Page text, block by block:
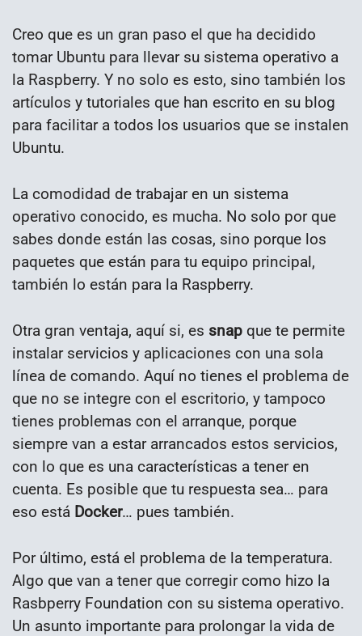
Creo que es un gran paso el que ha decidido
tomar Ubuntu para llevar su sistema operativo a
la Raspberry. Y no solo es esto, sino también los
artículos y tutoriales que han escrito en su blog
para facilitar a todos los usuarios que se instalen
Ubuntu.
La comodidad de trabajar en un sistema
operativo conocido, es mucha. No solo por que
sabes donde están las cosas, sino porque los
paquetes que están para tu equipo principal,
también lo están para la Raspberry.
Otra gran ventaja, aquí si, es snap que te permite
instalar servicios y aplicaciones con una sola
línea de comando. Aquí no tienes el problema de
que no se integre con el escritorio, y tampoco
tienes problemas con el arranque, porque
siempre van a estar arrancados estos servicios,
con lo que es una características a tener en
cuenta. Es posible que tu respuesta sea… para
eso está Docker… pues también.
Por último, está el problema de la temperatura.
Algo que van a tener que corregir como hizo la
Rasbperry Foundation con su sistema operativo.
Un asunto importante para prolongar la vida de